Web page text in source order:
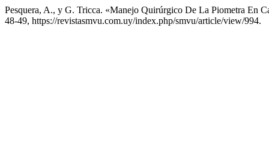
Pesquera, A., y G. Tricca. «Manejo Quirúrgico De La Piometra En
48-49, https://revistasmvu.com.uy/index.php/smvu/article/view/994.